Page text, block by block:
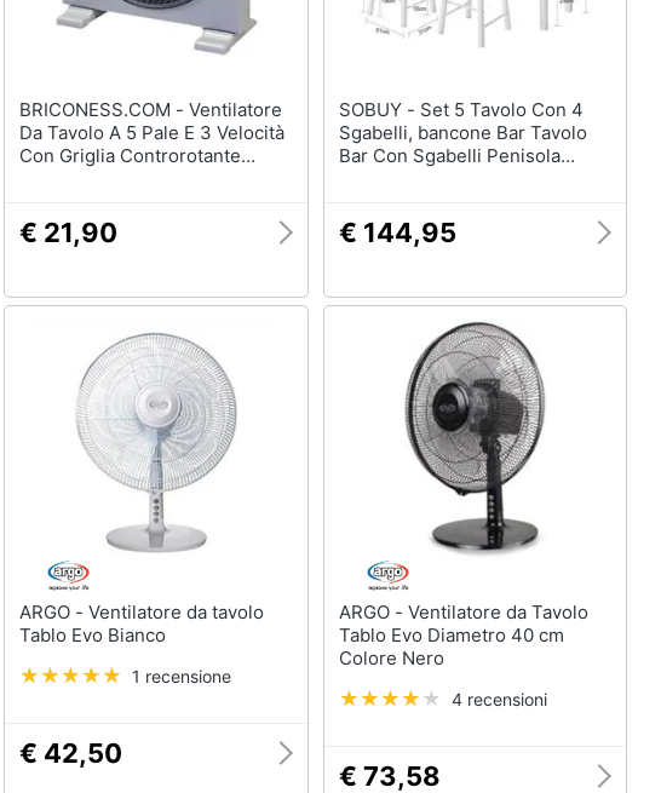
selction
di sale
Piscine
Piscine fuori terra
BRICONESS.COM - Ventilatore
Da Tavolo A 5 Pale E 3 Velocità
Con Griglia Controrotante
€ 21,90
SOBUY - Set 5 Tavolo Con 4
Sgabelli, bancone Bar Tavolo
Bar Con Sgabelli Penisola
€ 144,95
ARGO - Ventilatore da tavolo
Tablo Evo Bianco
1 recensione
€ 42,50
ARGO - Ventilatore da Tavolo
Tablo Evo Diametro 40 cm
Colore Nero
4 recensioni
€ 73,58